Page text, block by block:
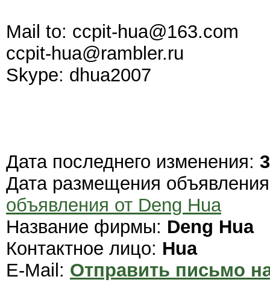
Mail to: ccpit-hua@163.com
ccpit-hua@rambler.ru
Skype: dhua2007
Дата последнего изменения:
Дата размещения
объявления от Deng Hua
Название фирмы: Deng Hua
Контактное лицо: Hua
E-Mail: Отправить письмо